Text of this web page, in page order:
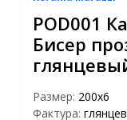
POD001
Бисер
Размер: 200х6
Фактура: